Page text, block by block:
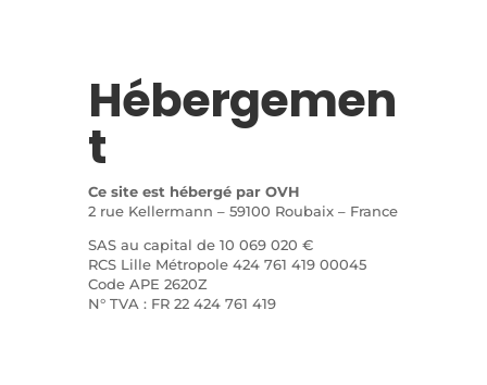
Hébergemen
t
Ce site est hébergé par OVH
2 rue Kellermann – 59100 Roubaix – France
SAS au capital de 10 069 020 €
RCS Lille Métropole 424 761 419 00045
Code APE 2620Z
N° TVA : FR 22 424 761 419